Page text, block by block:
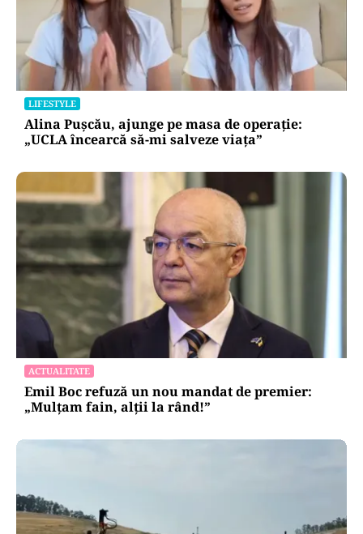
LIFESTYLE
Alina Pușcău, ajunge pe masa de operație:
„UCLA încearcă să-mi salveze viața”
ACTUALITATE
Emil Boc refuză un nou mandat de premier:
„Mulțam fain, alții la rând!”